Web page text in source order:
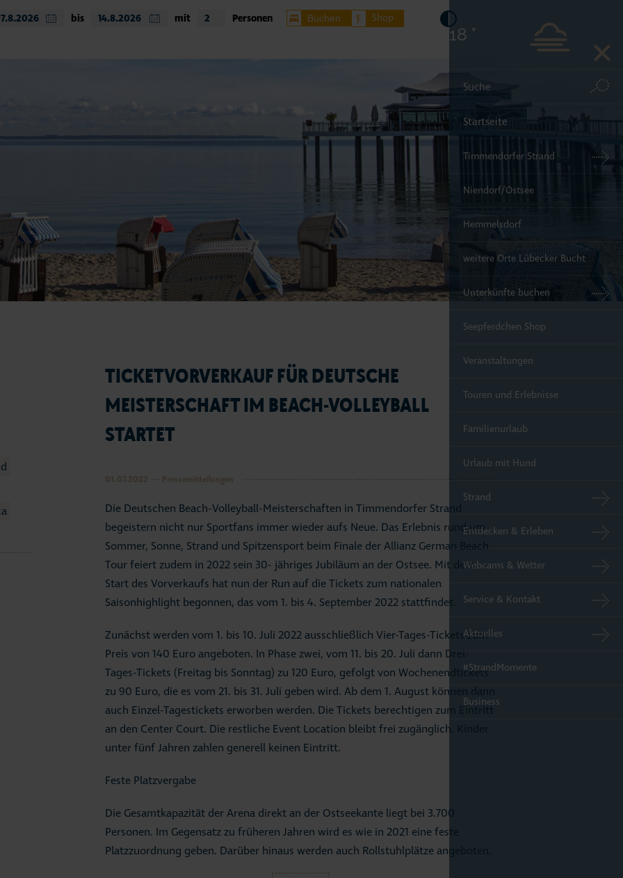
bis mit Personen Buchen Shop
18 °
Startseite
Timmendorfer Strand
Niendorf/Ostsee
Hemmelsdorf
weitere Orte Lübecker Bucht
Unterkünfte buchen
Seepferdchen Shop
Veranstaltungen
Touren und Erlebnisse
Familienurlaub
Urlaub mit Hund
Strand
Entdecken & Erleben
Webcams & Wetter
Service & Kontakt
Aktuelles
#StrandMomente
Business
TICKETVORVERKAUF FÜR DEUTSCHE
MEISTERSCHAFT IM BEACH-VOLLEYBALL
STARTET
Die Deutschen Beach-Volleyball-Meisterschaften in Timmendorfer Strand
begeistern nicht nur Sportfans immer wieder aufs Neue. Das Erlebnis rund um
Sommer, Sonne, Strand und Spitzensport beim Finale der Allianz German Beach
Tour feiert zudem in 2022 sein 30- jähriges Jubiläum an der Ostsee. Mit dem
Start des Vorverkaufs hat nun der Run auf die Tickets zum nationalen
Saisonhighlight begonnen, das vom 1. bis 4. September 2022 stattfindet.
Zunächst werden vom 1. bis 10. Juli 2022 ausschließlich Vier-Tages-Tickets zum
Preis von 140 Euro angeboten. In Phase zwei, vom 11. bis 20. Juli dann Drei-
Tages-Tickets (Freitag bis Sonntag) zu 120 Euro, gefolgt von Wochenendtickets
zu 90 Euro, die es vom 21. bis 31. Juli geben wird. Ab dem 1. August können dann
auch Einzel-Tagestickets erworben werden. Die Tickets berechtigen zum Eintritt
an den Center Court. Die restliche Event Location bleibt frei zugänglich. Kinder
unter fünf Jahren zahlen generell keinen Eintritt.
Feste Platzvergabe
Die Gesamtkapazität der Arena direkt an der Ostseekante liegt bei 3.700
Personen. Im Gegensatz zu früheren Jahren wird es wie in 2021 eine feste
Platzzuordnung geben. Darüber hinaus werden auch Rollstuhlplätze angeboten.